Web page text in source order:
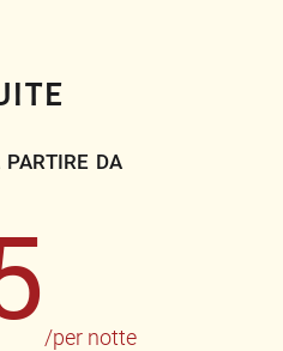
partire da
/per notte